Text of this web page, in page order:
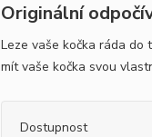
Originální
Leze vaše kočka ráda do
mít vaše kočka svou
Dostupnost